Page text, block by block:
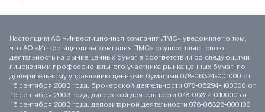
Настоящим АО «Инвестиционная компания ЛМС» уведомляет о том,
что АО «Инвестиционная компания ЛМС» осуществляет свою
деятельность на рынке ценных бумаг в соответствии со следующими
лицензиями профессионального участника рынка ценных бумаг: по
доверительному управлению ценными бумагами 078-06324-001000 от
16 сентября 2003 года, брокерской деятельности 078-06294-100000 от
16 сентября 2003 года, дилерской деятельности 078-06312-010000 от
16 сентября 2003 года, депозитарной деятельности 078-06328-000100